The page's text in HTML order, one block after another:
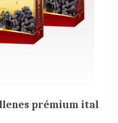
prémium ital